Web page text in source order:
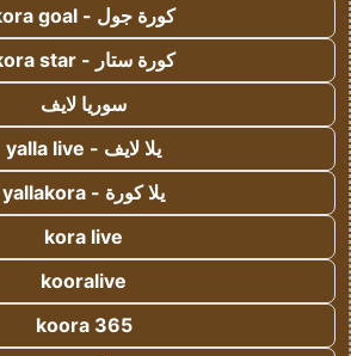
كورة جول - kora goal
كورة ستار - kora star
سوريا لايف
يلا لايف - yalla live
يلا كورة - yallakora
kora live
kooralive
koora 365